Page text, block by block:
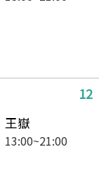
12
王嶽
13:00~21:00